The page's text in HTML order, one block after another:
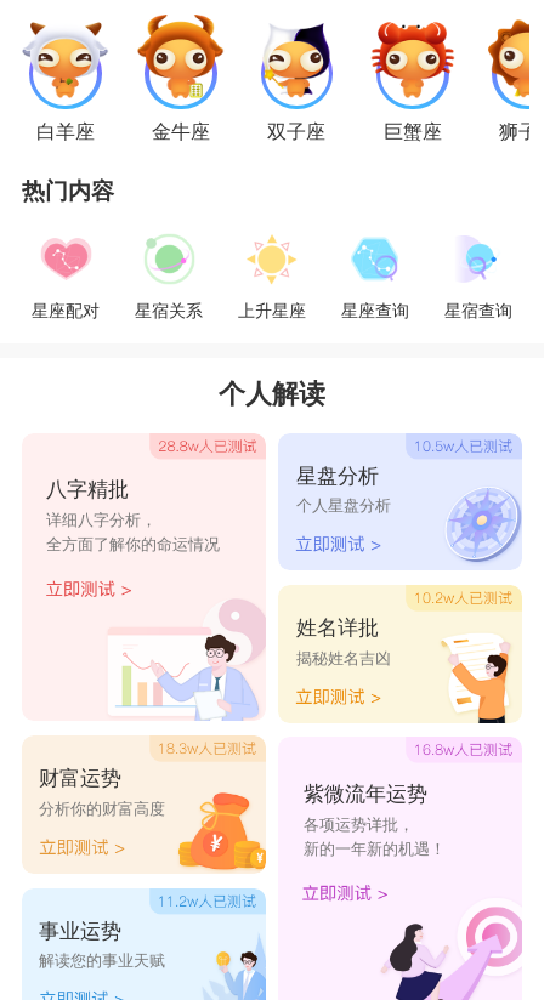
男喜欢上了一个小三之后，自然就等于已经是真爱
了。所以天蝎男无疑也不会让小三遭受任何伤害。
星座乐原创文章，转载需注明出处
白羊座 金牛座 双子座 巨蟹座 狮子
热门内容
星座配对 星宿关系 上升星座 星座查询 星宿查询
个人解读
八字精批
详细八字分析，
全方面了解你的命运情况
财富运势
分析你的财富高度
事业运势
解读您的事业天赋
星盘分析
个人星盘分析
姓名详批
揭秘姓名吉凶
紫微流年运势
各项运势详批，
新的一年新的机遇！